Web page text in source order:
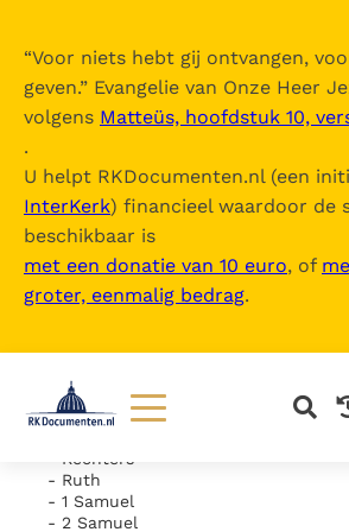
“Voor niets hebt gij ontvangen,
geven.” Evangelie van Onze Heer
volgens Matteüs, hoofdstuk 10,
.
U helpt RKDocumenten.nl (een
InterKerk) financieel waardoor de
beschikbaar is
met een donatie van 10 euro, of
groter, eenmalig bedrag.
Lezen
Documenten
Over
De Bijbel
Inhoudsopgave
uitklappen
- Oude Testament
- Exodus
- Numeri
- Deuteronomium
- Rechters
- Ruth
- 1 Samuel
- 2 Samuel
- Hoofdstuk 2